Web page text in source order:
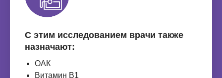
С этим исследованием врачи также
назначают:
ОАК
Витамин B1